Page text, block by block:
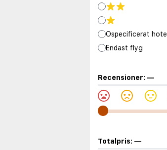
Ospecificerat hotell
Endast flyg
Recensioner: —
Totalpris: —